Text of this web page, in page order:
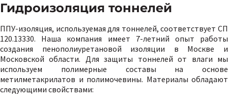
Гидроизоляция тоннелей
ППУ-изоляция, используемая для тоннелей, соответствует СП
120.13330. Наша компания имеет 7-летний опыт работы
создания пенополиуретановой изоляции в Москве и
Московской области. Для защиты тоннелей от влаги мы
используем полимерные составы на основе
метилметакрилатов и полимочевины. Материалы обладают
следующими свойствами: